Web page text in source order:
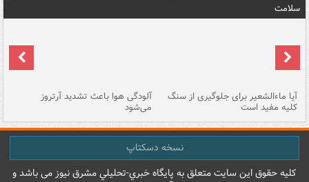
سلامت
آیا ماءالشعیر برای جلوگیری از سنگ
کلیه مفید است
آلودگی هوا باعث تشدید آرتروز
می‌شود
نسخه دسکتاپ
کليه حقوق اين سايت متعلق به پایگاه خبري-تحليلي مشرق نيوز می باشد و